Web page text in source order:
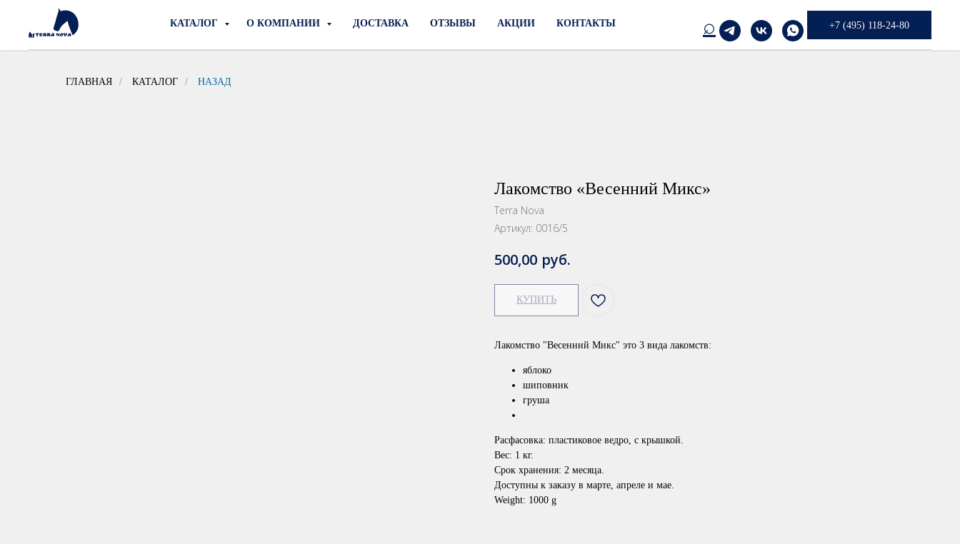
КАТАЛОГ О КОМПАНИИ ДОСТАВКА ОТЗЫВЫ АКЦИИ КОНТАКТЫ ⌕ +7 (495) 118-24-80
ГЛАВНАЯ / КАТАЛОГ / НАЗАД
Лакомство «Весенний Микс»
Terra Nova
Артикул: 0016/5
500,00 руб.
КУПИТЬ
Лакомство "Весенний Микс" это 3 вида лакомств:
яблоко
шиповник
груша
Расфасовка: пластиковое ведро, с крышкой.
Вес: 1 кг.
Срок хранения: 2 месяца.
Доступны к заказу в марте, апреле и мае.
Weight: 1000 g